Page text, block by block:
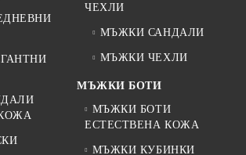
ЧЕХЛИ
МЪЖКИ САНДАЛИ
МЪЖКИ ЧЕХЛИ
МЪЖКИ БОТИ
МЪЖКИ БОТИ
ЕСТЕСТВЕНА КОЖА
МЪЖКИ КУБИНКИ